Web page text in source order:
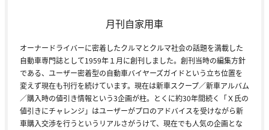
月刊自家用車
オーナードライバーに密着したクルマとクルマ社会の話題を満載した
自動車専門誌として1959年１月に創刊しました。創刊当時の編集方針
である、ユーザー密着型の自動車バイヤーズガイドという立ち位置を
変えず現在も刊行を続けています。現在は新車スクープ／新車アルバム
／購入時の値引き情報という3企画が柱。とくに約30年間続く「Ｘ氏の
値引きにチャレンジ」はユーザーがプロのアドバイスを受けながら新
車購入交渉を行うというリアルさがうけて、現在でも人気の企画とな